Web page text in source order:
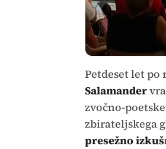
Petdeset let
Salamander
zvočno-
zbirateljskega
presežno